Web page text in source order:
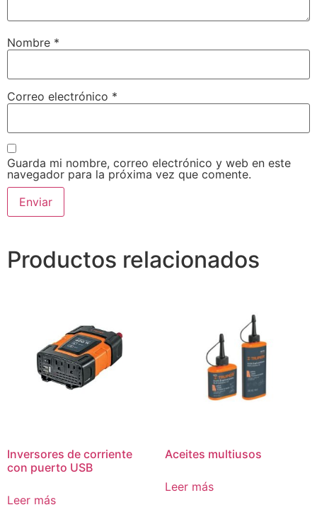
Nombre *
Correo electrónico *
Guarda mi nombre, correo electrónico y web en este
navegador para la próxima vez que comente.
Productos relacionados
Inversores de corriente
con puerto USB
Leer más
Aceites multiusos
Leer más